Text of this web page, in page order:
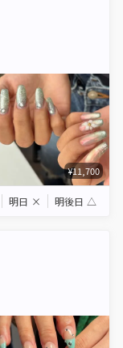
¥11,700
明日 × 明後日 △